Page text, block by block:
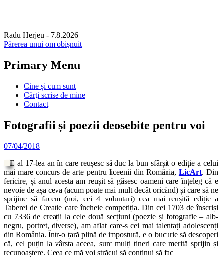
Radu Herjeu - 7.8.2026
Părerea unui om obişnuit
Primary Menu
Skip
content
Cine și cum sunt
Cărţi scrise de mine
Contact
Fotografii și poezii deosebite pentru voi
07/04/2018
E al 17-lea an în care reușesc să duc la bun sfârșit o ediție a celui
mai mare concurs de arte pentru liceenii din România, LicArt. Din
fericire, și anul acesta am reușit să găsesc oameni care înțeleg că e
nevoie de așa ceva (acum poate mai mult decât oricând) și care să ne
sprijine să facem (noi, cei 4 voluntari) cea mai reușită ediție a
Taberei de Creație care încheie competiția. Din cei 1703 de înscriși
cu 7336 de creații la cele două secțiuni (poezie și fotografie – alb-
negru, portret, diverse), am aflat care-s cei mai talentați adolescenți
din România. Într-o țară plină de impostură, e o bucurie să descoperi
că, cel puțin la vârsta aceea, sunt mulți tineri care merită sprijin și
recunoaștere. Ceea ce mă voi strădui să continui să fac